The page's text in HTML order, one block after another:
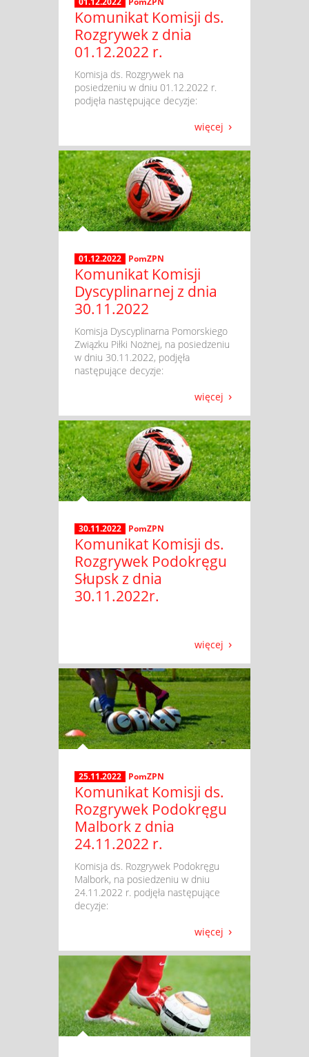
Komunikat Komisji ds.
Rozgrywek z dnia
01.12.2022 r.
​ Komisja ds. Rozgrywek na
posiedzeniu w dniu 01.12.2022 r.
podjęła następujące decyzje:
więcej
01.12.2022 PomZPN
Komunikat Komisji
Dyscyplinarnej z dnia
30.11.2022
​ Komisja Dyscyplinarna Pomorskiego
Związku Piłki Nożnej, na posiedzeniu
w dniu 30.11.2022, podjęła
następujące decyzje:
więcej
30.11.2022 PomZPN
Komunikat Komisji ds.
Rozgrywek Podokręgu
Słupsk z dnia
30.11.2022r.
więcej
25.11.2022 PomZPN
Komunikat Komisji ds.
Rozgrywek Podokręgu
Malbork z dnia
24.11.2022 r.
​ Komisja ds. Rozgrywek Podokręgu
Malbork, na posiedzeniu w dniu
24.11.2022 r. podjęła następujące
decyzje:
więcej